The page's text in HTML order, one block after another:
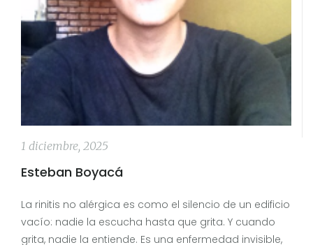
1 diciembre, 2025
Esteban Boyacá
La rinitis no alérgica es como el silencio de un edificio
vacío: nadie la escucha hasta que grita. Y cuando
grita, nadie la entiende. Es una enfermedad invisible,